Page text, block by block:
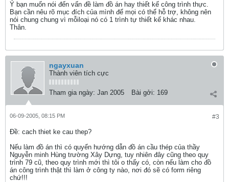
Ý bạn muốn nói đến vấn đề làm đồ án hay thiết kế công trình thực.
Bạn cần nêu rõ mục đích của mình để mọi có thể hỗ trợ, không nên
nói chung chung vì mỗiloại nó có 1 trình tự thiết kế khác nhau.
Thân.
ngayxuan
Thành viên tích cực
Tham gia ngày: Jan 2005 Bài gởi: 169
#3
06-09-2005, 08:15 PM
Ðề: cach thiet ke cau thep?
Nếu làm đồ án thì có quyển hướng dẫn đồ án cầu thép của thầy
Nguyễn minh Hùng trường Xây Dựng, tuy nhiên đây cũng theo quy
trình 79 cũ, theo quy trình mới thì tôi o thấy có, còn nếu làm cho đồ
án công trình thật thì làm ở công ty nào, nơi đó sẽ có form riêng
chứ!!!